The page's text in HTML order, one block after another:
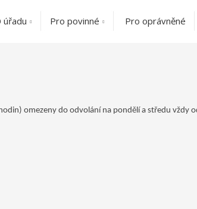
úřadu Pro povinné Pro oprávněné
omezeny do odvolání na pondělí a středu vždy